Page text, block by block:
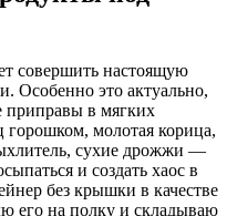
совершить настоящую
Особенно это актуально,
приправы в мягких
горошком, молотая корица,
сухие дрожжи —
и создать хаос в
без крышки в качестве
его на полку и складываю